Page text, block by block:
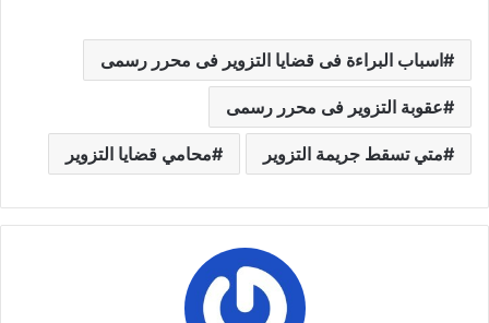
اسباب البراءة فى قضايا التزوير فى محرر رسمى
عقوبة التزوير فى محرر رسمى
متي تسقط جريمة التزوير محامي قضايا التزوير